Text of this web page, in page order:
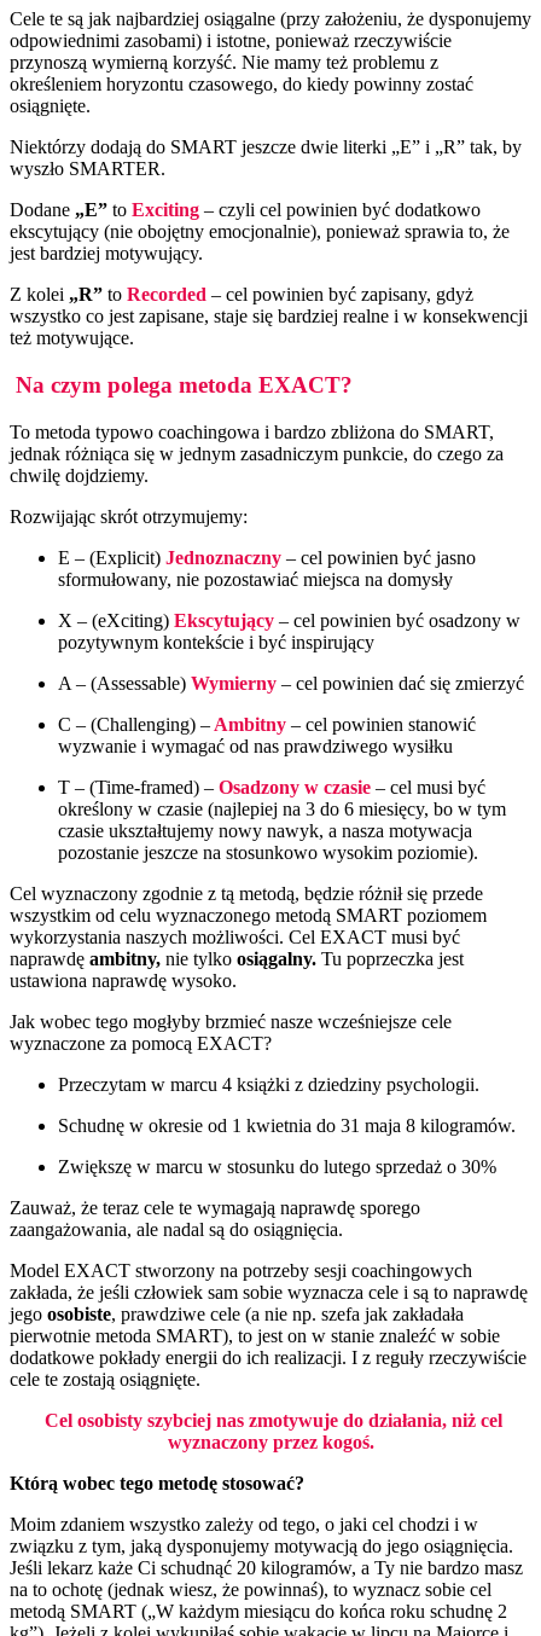
Cele te są jak najbardziej osiągalne (przy założeniu, że dysponujemy
odpowiednimi zasobami) i istotne, ponieważ rzeczywiście
przynoszą wymierną korzyść. Nie mamy też problemu z
określeniem horyzontu czasowego, do kiedy powinny zostać
osiągnięte.
Niektórzy dodają do SMART jeszcze dwie literki „E” i „R” tak, by
wyszło SMARTER.
Dodane „E” to Exciting – czyli cel powinien być dodatkowo
ekscytujący (nie obojętny emocjonalnie), ponieważ sprawia to, że
jest bardziej motywujący.
Z kolei „R” to Recorded – cel powinien być zapisany, gdyż
wszystko co jest zapisane, staje się bardziej realne i w konsekwencji
też motywujące.
Na czym polega metoda EXACT?
To metoda typowo coachingowa i bardzo zbliżona do SMART,
jednak różniąca się w jednym zasadniczym punkcie, do czego za
chwilę dojdziemy.
Rozwijając skrót otrzymujemy:
E – (Explicit) Jednoznaczny – cel powinien być jasno
sformułowany, nie pozostawiać miejsca na domysły
X – (eXciting) Ekscytujący – cel powinien być osadzony w
pozytywnym kontekście i być inspirujący
A – (Assessable) Wymierny – cel powinien dać się zmierzyć
C – (Challenging) – Ambitny – cel powinien stanowić
wyzwanie i wymagać od nas prawdziwego wysiłku
T – (Time-framed) – Osadzony w czasie – cel musi być
określony w czasie (najlepiej na 3 do 6 miesięcy, bo w tym
czasie ukształtujemy nowy nawyk, a nasza motywacja
pozostanie jeszcze na stosunkowo wysokim poziomie).
Cel wyznaczony zgodnie z tą metodą, będzie różnił się przede
wszystkim od celu wyznaczonego metodą SMART poziomem
wykorzystania naszych możliwości. Cel EXACT musi być
naprawdę ambitny, nie tylko osiągalny. Tu poprzeczka jest
ustawiona naprawdę wysoko.
Jak wobec tego mogłyby brzmieć nasze wcześniejsze cele
wyznaczone za pomocą EXACT?
Przeczytam w marcu 4 książki z dziedziny psychologii.
Schudnę w okresie od 1 kwietnia do 31 maja 8 kilogramów.
Zwiększę w marcu w stosunku do lutego sprzedaż o 30%
Zauważ, że teraz cele te wymagają naprawdę sporego
zaangażowania, ale nadal są do osiągnięcia.
Model EXACT stworzony na potrzeby sesji coachingowych
zakłada, że jeśli człowiek sam sobie wyznacza cele i są to naprawdę
jego osobiste, prawdziwe cele (a nie np. szefa jak zakładała
pierwotnie metoda SMART), to jest on w stanie znaleźć w sobie
dodatkowe pokłady energii do ich realizacji. I z reguły rzeczywiście
cele te zostają osiągnięte.
Cel osobisty szybciej nas zmotywuje do działania, niż cel
wyznaczony przez kogoś.
Którą wobec tego metodę stosować?
Moim zdaniem wszystko zależy od tego, o jaki cel chodzi i w
związku z tym, jaką dysponujemy motywacją do jego osiągnięcia.
Jeśli lekarz każe Ci schudnąć 20 kilogramów, a Ty nie bardzo masz
na to ochotę (jednak wiesz, że powinnaś), to wyznacz sobie cel
metodą SMART („W każdym miesiącu do końca roku schudnę 2